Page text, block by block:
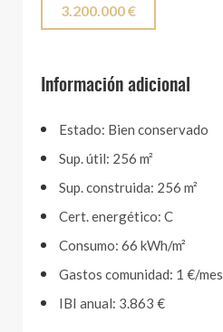
3.200.000 €
Información adicional
Estado: Bien conservado
Sup. útil: 256 m²
Sup. construida: 256 m²
Cert. energético: C
Consumo: 66 kWh/m²
Gastos comunidad: 1 €/mes
IBI anual: 3.863 €